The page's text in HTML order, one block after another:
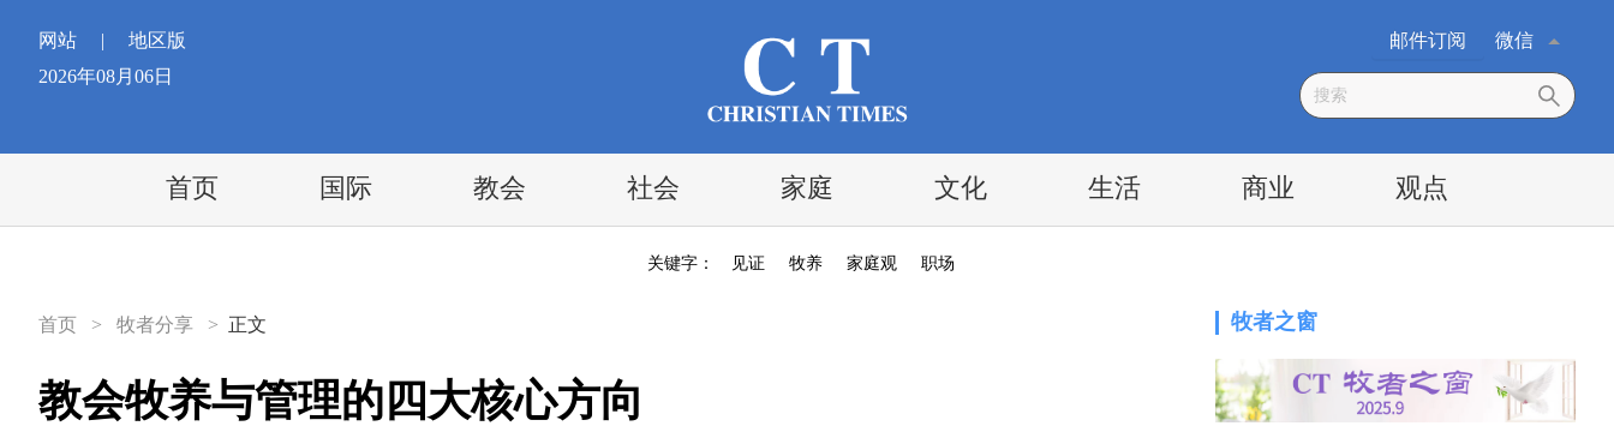
网站 |
地区版
2026年08月06日
微信
邮件订阅
首页 国际 教会 社会 家庭 文化 生活 商业 观点
关键字： 见证 牧养 家庭观 职场
首页 > 牧者分享 > 正文
教会牧养与管理的四大核心方向
牧者之窗